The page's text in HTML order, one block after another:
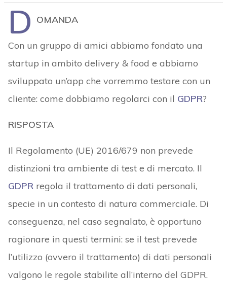
D OMANDA
Con un gruppo di amici abbiamo fondato una
startup in ambito delivery & food e abbiamo
sviluppato un’app che vorremmo testare con un
cliente: come dobbiamo regolarci con il GDPR?
RISPOSTA
Il Regolamento (UE) 2016/679 non prevede
distinzioni tra ambiente di test e di mercato. Il
GDPRregola il trattamento di dati personali,
specie in un contesto di natura commerciale. Di
conseguenza, nel caso segnalato, è opportuno
ragionare in questi termini: se il test prevede
l’utilizzo (ovvero il trattamento) di dati personali
valgono le regole stabilite all’interno del GDPR.